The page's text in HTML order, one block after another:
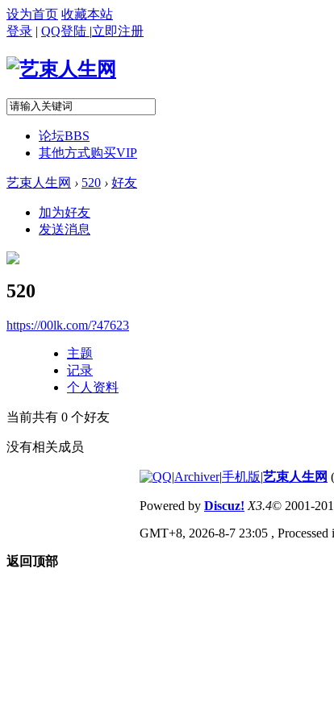
设为首页 收藏本站
登录 | QQ登陆 |立即注册
论坛BBS
其他方式购买VIP
艺束人生网 › 520 › 好友
加为好友
发送消息
520
https://00lk.com/?47623
主题
记录
个人资料
当前共有 0 个好友
没有相关成员
|Archiver|手机版|艺束人生网 (
Powered by Discuz! X3.4© 2001-
GMT+8, 2026-8-7 23:05 ,
返回顶部